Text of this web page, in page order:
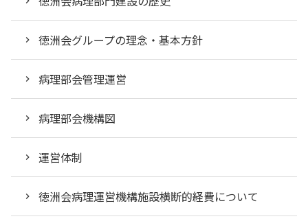
徳洲会グループの理念・基本方針
病理部会管理運営
病理部会機構図
運営体制
徳洲会病理運営機構施設横断的経費について